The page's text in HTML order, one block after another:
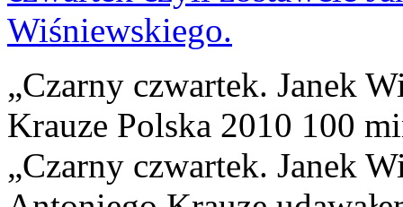
„Czarny czwartek. Janek
Krauze Polska 2010
„Czarny czwartek. Janek